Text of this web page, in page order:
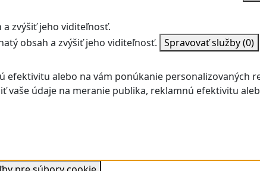
zvýšiť jeho viditeľnosť.
obsah a zvýšiť jeho viditeľnosť. Spravovať služby(0)
alebo na vám ponúkanie personalizovaných
vaše údaje na meranie publika, reklamnú efektivitu